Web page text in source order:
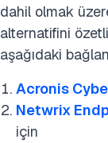
dahil olmak
alternatifini
aşağıdaki
Acronis
Netwrix
için